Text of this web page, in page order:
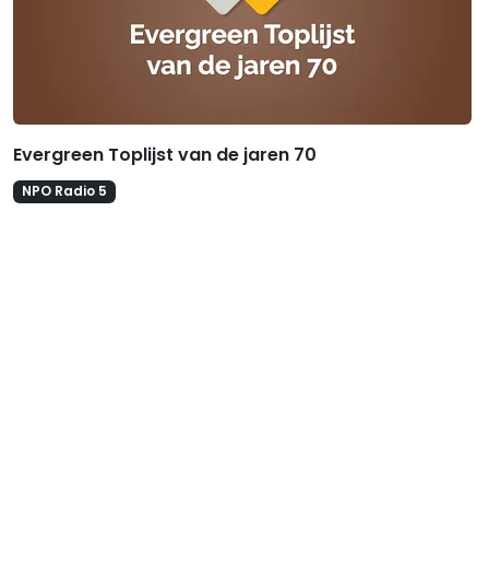
Evergreen Toplijst van de jaren 70
NPO Radio 5